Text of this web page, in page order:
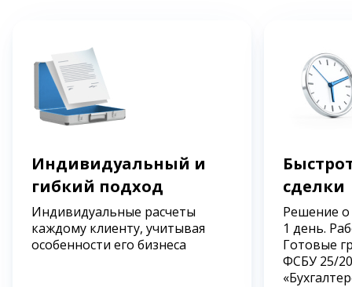
Индивидуальный и
гибкий подход
Индивидуальные расчеты
каждому клиенту, учитывая
особенности его бизнеса
сделки
Решение
1 день.
Готовые
ФСБУ 25/